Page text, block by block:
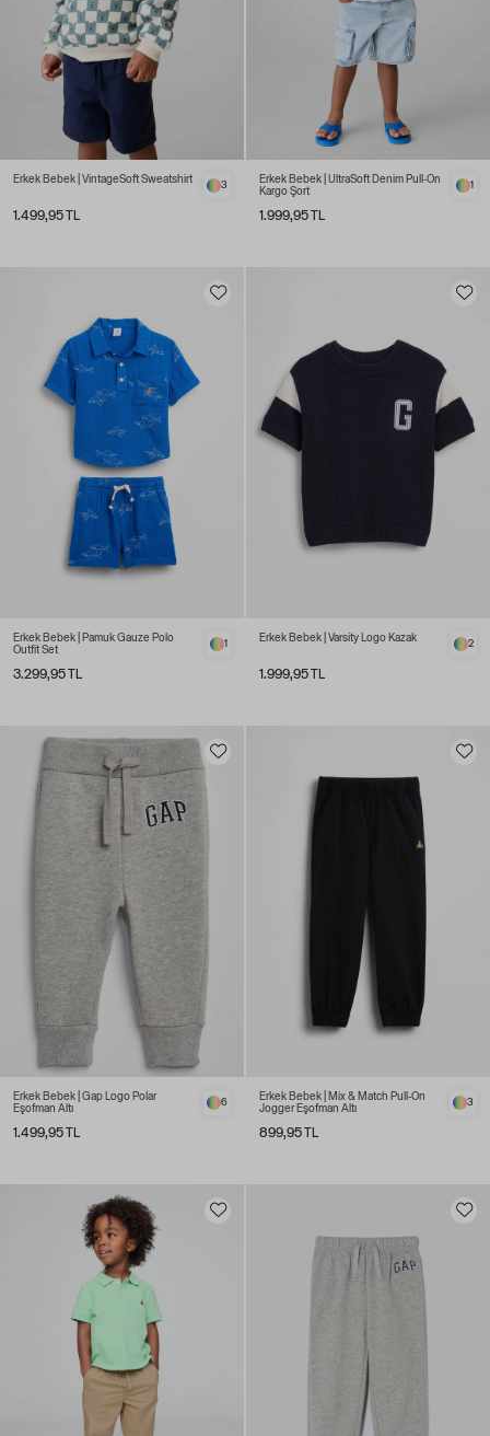
Erkek Bebek | VintageSoft Sweatshirt
1.499,95 TL
3
Erkek Bebek | UltraSoft Denim Pull-On
Kargo Şort
1.999,95 TL
1
Erkek Bebek | Pamuk Gauze Polo
Outfit Set
3.299,95 TL
1
Erkek Bebek | Varsity Logo Kazak
1.999,95 TL
2
Erkek Bebek | Gap Logo Polar
Eşofman Altı
1.499,95 TL
6
Erkek Bebek | Mix & Match Pull-On
Jogger Eşofman Altı
899,95 TL
3